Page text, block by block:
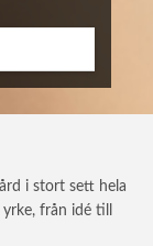
i stort sett hela
från idé till